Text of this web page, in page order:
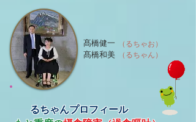
（るちゃお）
（るちゃん）
髙橋健一
髙橋和美
るちゃんプロフィール